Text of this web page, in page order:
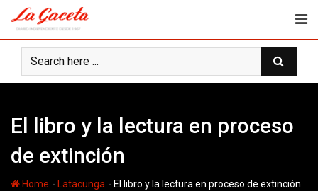
content
El libro y la lectura en proceso
de extinción
Home - Latacunga - El libro y la lectura en proceso de extinción